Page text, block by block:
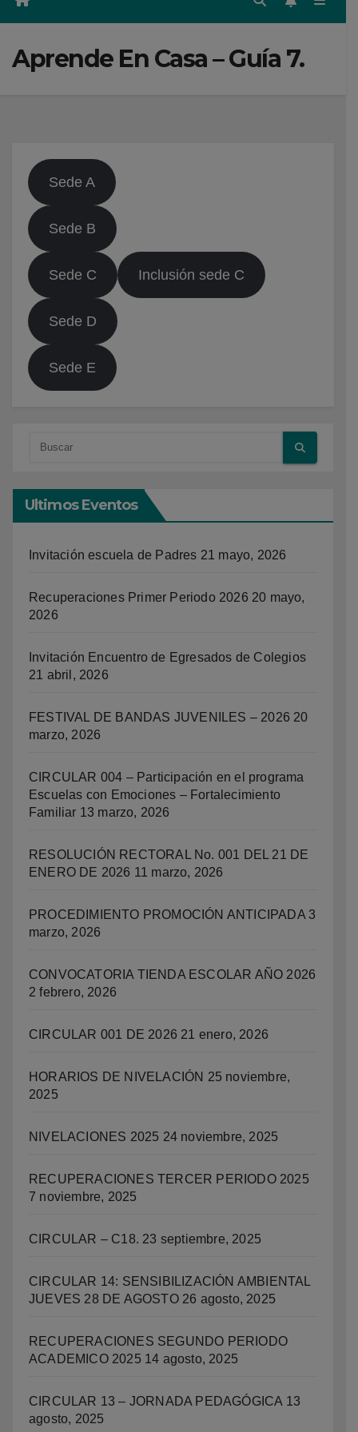
Aprende En Casa – Guía 7.
Sede A
Sede B
Sede C Inclusión sede C
Sede D
Sede E
Ultimos Eventos
Invitación escuela de Padres 21 mayo, 2026
Recuperaciones Primer Periodo 2026 20 mayo,
2026
Invitación Encuentro de Egresados de Colegios
21 abril, 2026
FESTIVAL DE BANDAS JUVENILES – 2026 20
marzo, 2026
CIRCULAR 004 – Participación en el programa
Escuelas con Emociones – Fortalecimiento
Familiar 13 marzo, 2026
RESOLUCIÓN RECTORAL No. 001 DEL 21 DE
ENERO DE 2026 11 marzo, 2026
PROCEDIMIENTO PROMOCIÓN ANTICIPADA 3
marzo, 2026
CONVOCATORIA TIENDA ESCOLAR AÑO 2026
2 febrero, 2026
CIRCULAR 001 DE 2026 21 enero, 2026
HORARIOS DE NIVELACIÓN 25 noviembre,
2025
NIVELACIONES 2025 24 noviembre, 2025
RECUPERACIONES TERCER PERIODO 2025
7 noviembre, 2025
CIRCULAR – C18. 23 septiembre, 2025
CIRCULAR 14: SENSIBILIZACIÓN AMBIENTAL
JUEVES 28 DE AGOSTO 26 agosto, 2025
RECUPERACIONES SEGUNDO PERIODO
ACADEMICO 2025 14 agosto, 2025
CIRCULAR 13 – JORNADA PEDAGÓGICA 13
agosto, 2025